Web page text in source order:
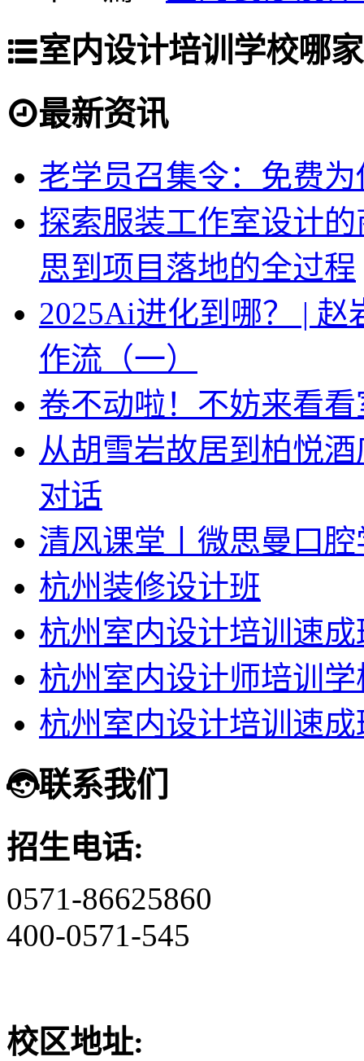
室内设计培训学校哪
最新资讯
老学员召集令：免费
探索服装工作室设计
思到项目落地的全过程
2025Ai进化到哪？ |
作流（一）
卷不动啦！不妨来看
从胡雪岩故居到柏悦
对话
清风课堂丨微思曼口
杭州装修设计班
杭州室内设计培训速成
杭州室内设计师培训
杭州室内设计培训速成
联系我们
招生电话:
0571-86625860
400-0571-545
校区地址: